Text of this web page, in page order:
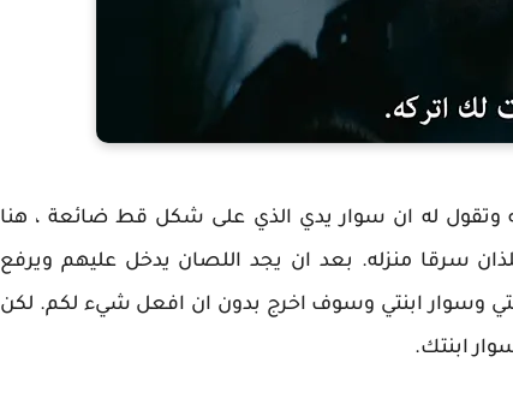
وتقول له ان سوار يدي الذي على شكل قط ضائعة ، هنا
سرقا منزله. بعد ان يجد اللصان يدخل عليهم ويرفع
وسوار ابنتي وسوف اخرج بدون ان افعل شيء لكم. لكن
ابنتك.